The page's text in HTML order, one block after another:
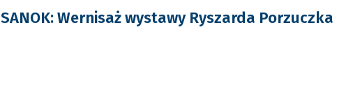
SANOK: Wernisaż wystawy Ryszarda Porzuczka